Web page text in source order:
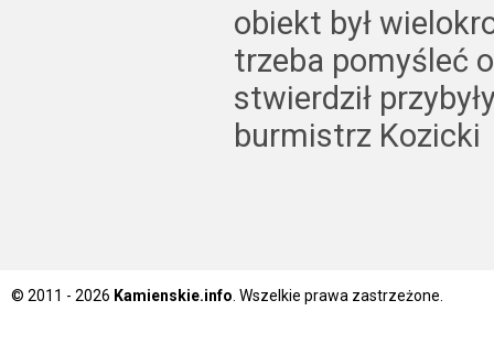
obiekt był
trzeba pomyśleć
stwierdził
burmistrz Kozicki
© 2011 - 2026 Kamienskie.info. Wszelkie prawa zastrzeżone.